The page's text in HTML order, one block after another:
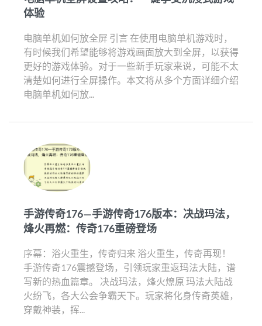
体验
电脑单机如何放全屏 引言 在使用电脑单机游戏时，
有时候我们希望能够将游戏画面放大到全屏，以获得
更好的游戏体验。对于一些新手玩家来说，可能不太
清楚如何进行全屏操作。本文将从多个方面详细介绍
电脑单机如何放...
手游传奇176—手游传奇176版本：决战玛法，
烽火再燃：传奇176重磅登场
序幕：浴火重生，传奇归来 浴火重生，传奇再现！
手游传奇176震撼登场，引领玩家重返玛法大陆，谱
写新的热血篇章。 决战玛法，烽火燎原 玛法大陆战
火纷飞，各大公会争霸天下。玩家将化身传奇英雄，
穿戴神装，挥...